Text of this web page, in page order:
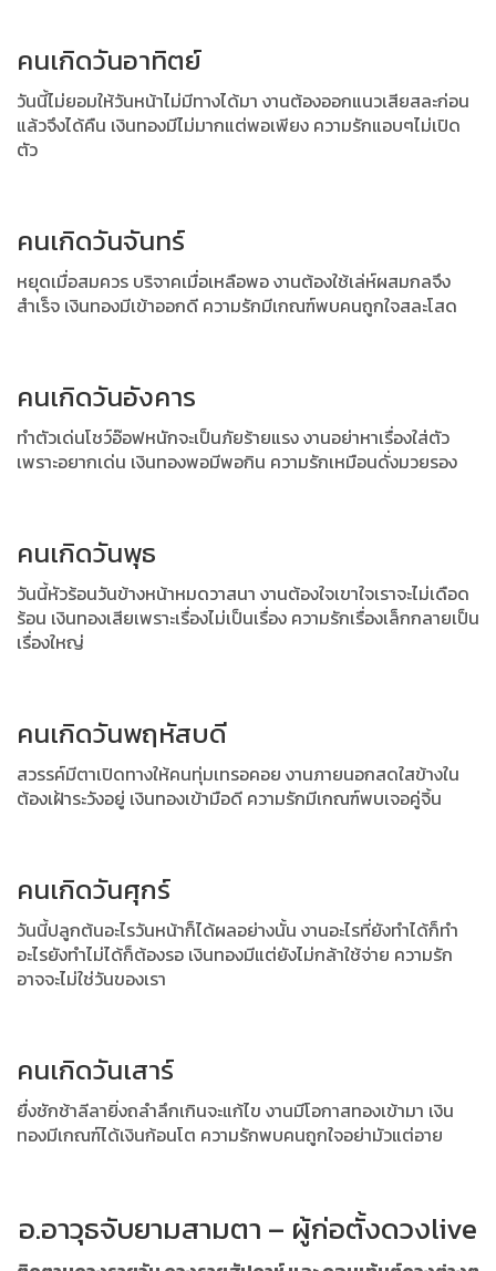
คนเกิดวันอาทิตย์
วันนี้ไม่ยอมให้วันหน้าไม่มีทางได้มา งานต้องออกแนวเสียสละก่อน
แล้วจึงได้คืน เงินทองมีไม่มากแต่พอเพียง ความรักแอบๆไม่เปิด
ตัว
คนเกิดวันจันทร์
หยุดเมื่อสมควร บริจาคเมื่อเหลือพอ งานต้องใช้เล่ห์ผสมกลจึง
สำเร็จ เงินทองมีเข้าออกดี ความรักมีเกณฑ์พบคนถูกใจสละโสด
คนเกิดวันอังคาร
ทำตัวเด่นโชว์อ๊อฟหนักจะเป็นภัยร้ายแรง งานอย่าหาเรื่องใส่ตัว
เพราะอยากเด่น เงินทองพอมีพอกิน ความรักเหมือนดั่งมวยรอง
คนเกิดวันพุธ
วันนี้หัวร้อนวันข้างหน้าหมดวาสนา งานต้องใจเขาใจเราจะไม่เดือด
ร้อน เงินทองเสียเพราะเรื่องไม่เป็นเรื่อง ความรักเรื่องเล็กกลายเป็น
เรื่องใหญ่
คนเกิดวันพฤหัสบดี
สวรรค์มีตาเปิดทางให้คนทุ่มเทรอคอย งานภายนอกสดใสข้างใน
ต้องเฝ้าระวังอยู่ เงินทองเข้ามือดี ความรักมีเกณฑ์พบเจอคู่จิ้น
คนเกิดวันศุกร์
วันนี้ปลูกต้นอะไรวันหน้าก็ได้ผลอย่างนั้น งานอะไรที่ยังทำได้ก็ทำ
อะไรยังทำไม่ได้ก็ต้องรอ เงินทองมีแต่ยังไม่กล้าใช้จ่าย ความรัก
อาจจะไม่ใช่วันของเรา
คนเกิดวันเสาร์
ยื่งชักช้าลีลายิ่งถลำลึกเกินจะแก้ไข งานมีโอกาสทองเข้ามา เงิน
ทองมีเกณฑ์ได้เงินก้อนโต ความรักพบคนถูกใจอย่ามัวแต่อาย
อ.อาวุธจับยามสามตา – ผู้ก่อตั้งดวงlive